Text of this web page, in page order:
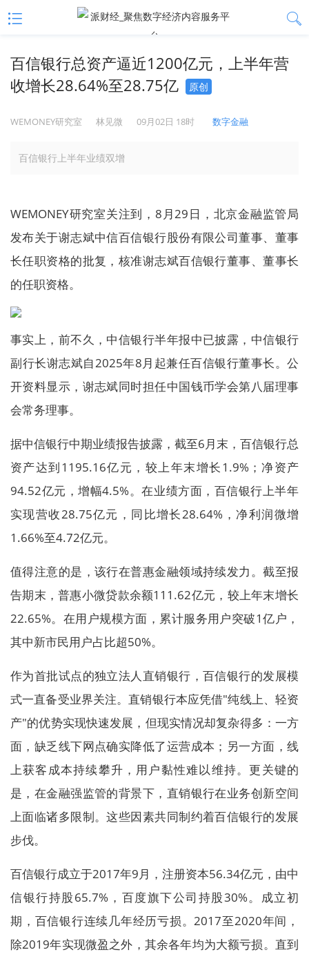
百信银行总资产逼近1200亿元，上半年营
收增长28.64%至28.75亿
原创
WEMONEY研究室 林见微 09月02日 18时 数字金融
百信银行上半年业绩双增
WEMONEY研究室关注到，8月29日，北京金融监管局
发布关于谢志斌中信百信银行股份有限公司董事、董事
长任职资格的批复，核准谢志斌百信银行董事、董事长
的任职资格。
事实上，前不久，中信银行半年报中已披露，中信银行
副行长谢志斌自2025年8月起兼任百信银行董事长。公
开资料显示，谢志斌同时担任中国钱币学会第八届理事
会常务理事。
据中信银行中期业绩报告披露，截至6月末，百信银行总
资产达到1195.16亿元，较上年末增长1.9%；净资产
94.52亿元，增幅4.5%。在业绩方面，百信银行上半年
实现营收28.75亿元，同比增长28.64%，净利润微增
1.66%至4.72亿元。
值得注意的是，该行在普惠金融领域持续发力。截至报
告期末，普惠小微贷款余额111.62亿元，较上年末增长
22.65%。在用户规模方面，累计服务用户突破1亿户，
其中新市民用户占比超50%。
作为首批试点的独立法人直销银行，百信银行的发展模
式一直备受业界关注。直销银行本应凭借"纯线上、轻资
产"的优势实现快速发展，但现实情况却复杂得多：一方
面，缺乏线下网点确实降低了运营成本；另一方面，线
上获客成本持续攀升，用户黏性难以维持。更关键的
是，在金融强监管的背景下，直销银行在业务创新空间
上面临诸多限制。这些因素共同制约着百信银行的发展
步伐。
百信银行成立于2017年9月，注册资本56.34亿元，由中
信银行持股65.7%，百度旗下公司持股30%。成立初
期，百信银行连续几年经历亏损。2017至2020年间，
除2019年实现微盈之外，其余各年均为大额亏损。直到